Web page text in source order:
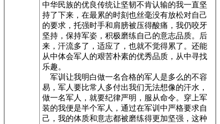
中华民族的优良传统让坚韧不肯认输的我一直坚
持了下来，在最累的时刻也丝毫没有放松对自己
的要求，托强时手和肩膀被压得酸痛，我仍咬牙
坚持，保持军姿，积极磨练自己的意志品质。后
来，汗流多了，适应了，也就不觉得累了。还能
从中体会军人的艰苦朴素的优秀品质，从中寻找
乐趣。
军训让我明白做一名合格的军人是多么的不容
易，军人要比常人多付出我们无法想像的汗水，
做一名军人，就要纪律严明，服从命令。穿上军
装的我便是半个军人，通过在军训中严格要求自
己，我的体质和意志都被磨练得更加坚强，这种